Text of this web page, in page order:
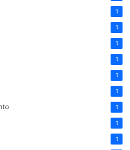
1
1
1
1
1
1
1
1
1